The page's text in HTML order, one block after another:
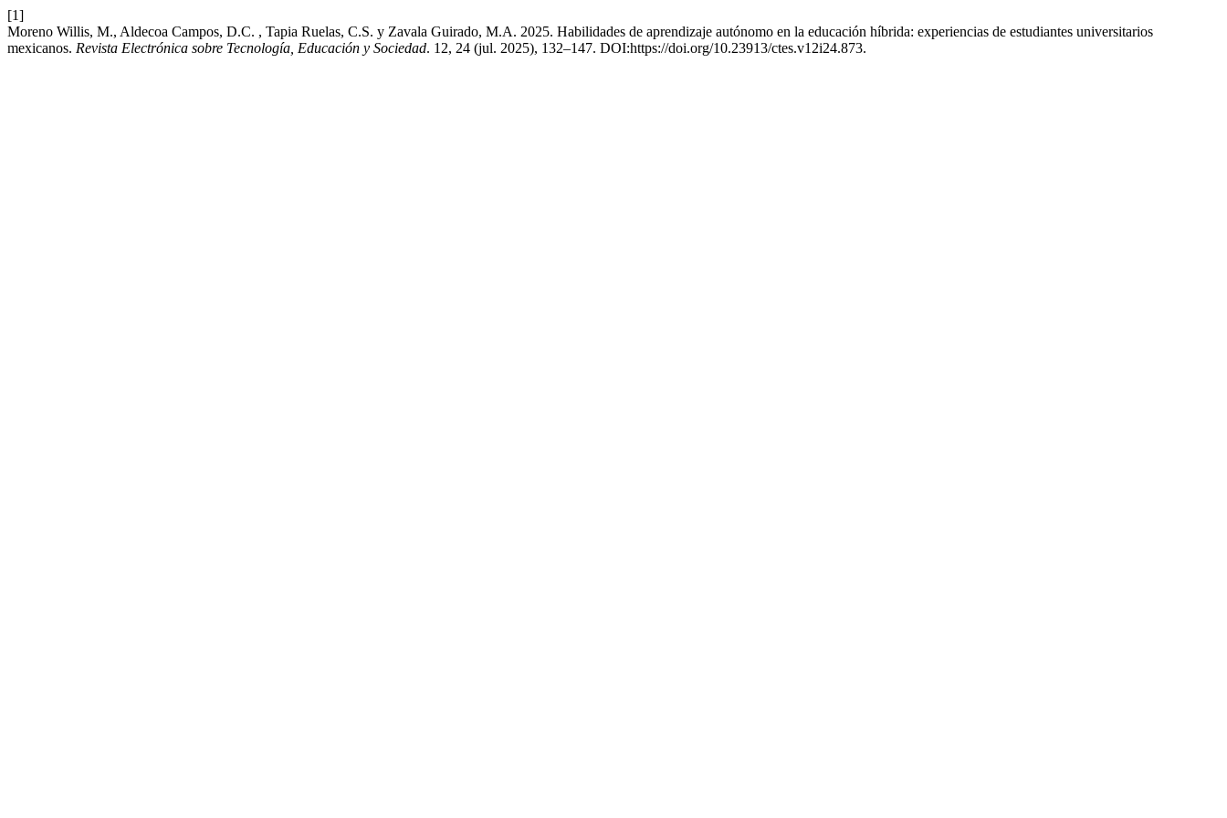
[1]
Moreno Willis, M., Aldecoa Campos, D.C. , Tapia Ruelas, C.S. y Zavala Guirado, M.A. 2025. Habilidades de aprendizaje autónomo en la educación híbrida: experiencias de estudiantes universitarios
mexicanos. Revista Electrónica sobre Tecnología, Educación y Sociedad. 12, 24 (jul. 2025), 132–147. DOI:https://doi.org/10.23913/ctes.v12i24.873.